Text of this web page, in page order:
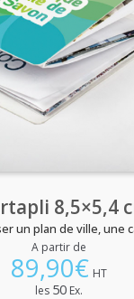
8,5×5,4
un plan de ville, une
A partir de
89,90€ HT
les 50Ex.